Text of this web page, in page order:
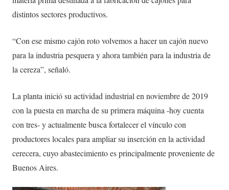
distintos sectores productivos.
“Con ese mismo cajón roto volvemos a hacer un cajón nuevo
para la industria pesquera y ahora también para la industria de
la cereza”, señaló.
La planta inició su actividad industrial en noviembre de 2019
con la puesta en marcha de su primera máquina -hoy cuenta
con tres- y actualmente busca fortalecer el vínculo con
productores locales para ampliar su inserción en la actividad
cerecera, cuyo abastecimiento es principalmente proveniente de
Buenos Aires.